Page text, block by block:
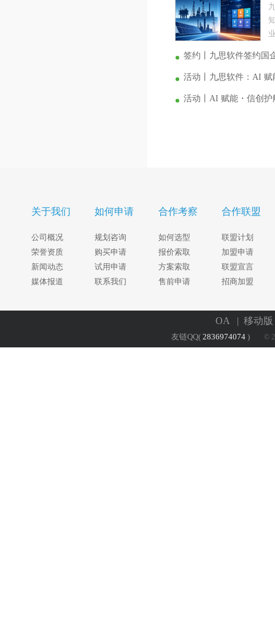
签约丨九思软件签约国
活动丨九思软件：AI
活动丨AI 赋能・信创
关于我们
公司概况
荣誉资质
新闻动态
媒体报道
如何申请
规划咨询
购买申请
试用申请
联系我们
合作考察
如何选型
报价索取
方案索取
售前申请
合作联盟
联盟计划
加盟申请
联盟宣言
招商加盟
OA | 移动
友链QQ( 2836974074 ) ©